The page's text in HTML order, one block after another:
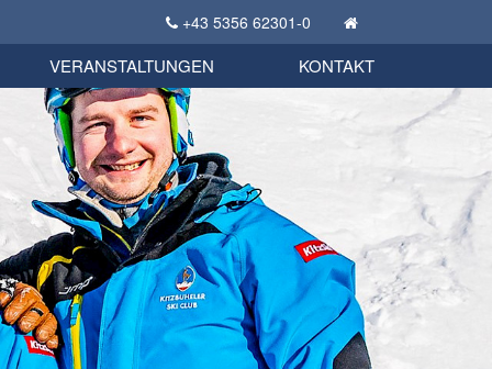
+43 5356 62301-0
KSC Sportgeschichte
Bekleidungsshop
VERANSTALTUNGEN KONTAKT